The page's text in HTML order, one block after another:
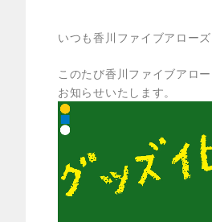
いつも香川ファイブアロー
このたび香川ファイブアロ
お知らせいたします。